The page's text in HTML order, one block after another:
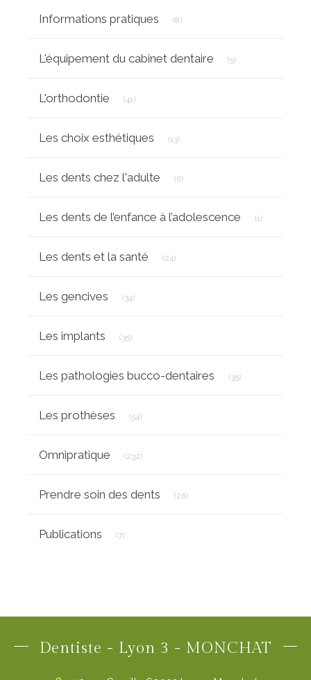
Informations pratiques (8)
L'équipement du cabinet dentaire (5)
L'orthodontie (41)
Les choix esthétiques (13)
Les dents chez l'adulte (6)
Les dents de l’enfance à l’adolescence (1)
Les dents et la santé (24)
Les gencives (34)
Les implants (35)
Les pathologies bucco-dentaires (35)
Les prothèses (54)
Omnipratique (232)
Prendre soin des dents (26)
Publications (7)
Dentiste - Lyon 3 - MONCHAT